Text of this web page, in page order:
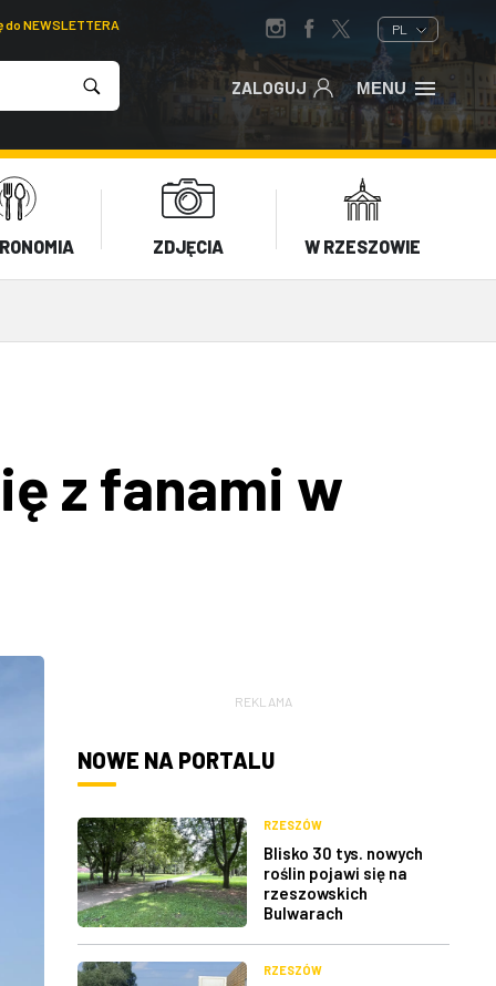
NEWSLETTERA PL
ZALOGUJ MENU
ZDJĘCIA W RZESZOWIE
z fanami w
REKLAMA
NOWE NA PORTALU
RZESZÓW
Blisko 30 tys. nowych
roślin pojawi się na
rzeszowskich
Bulwarach
RZESZÓW